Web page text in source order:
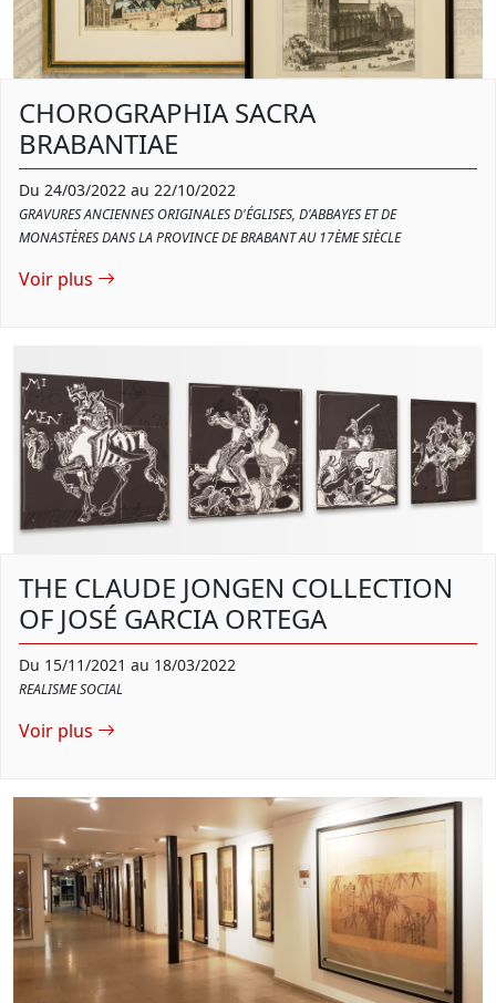
CHOROGRAPHIA SACRA
BRABANTIAE
Du 24/03/2022 au 22/10/2022
GRAVURES ANCIENNES ORIGINALES D'ÉGLISES, D'ABBAYES ET DE
MONASTÈRES DANS LA PROVINCE DE BRABANT AU 17ÈME SIÈCLE
Voir plus
THE CLAUDE JONGEN COLLECTION
OF JOSÉ GARCIA ORTEGA
Du 15/11/2021 au 18/03/2022
REALISME SOCIAL
Voir plus